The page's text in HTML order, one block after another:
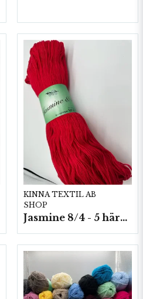
KINNA TEXTIL AB
SHOP
Jasmine 8/4 - 5 härvor a200g./fp.